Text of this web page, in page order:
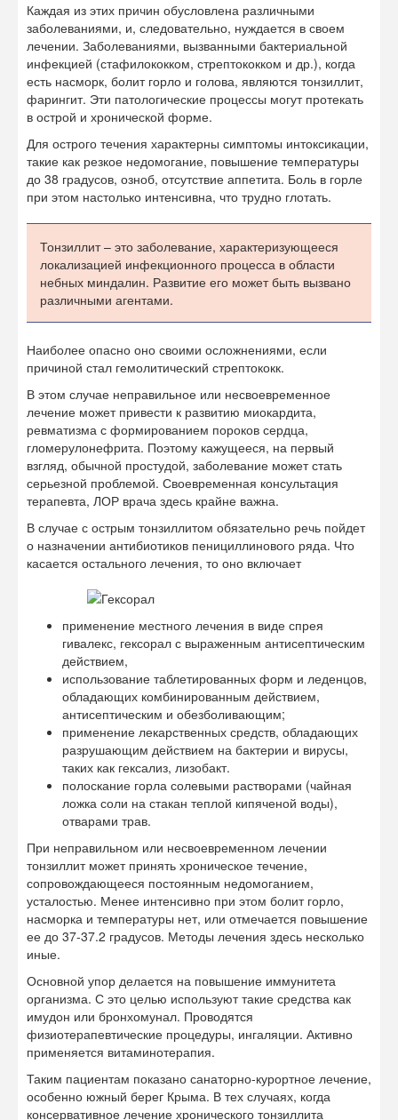
Каждая из этих причин обусловлена различными
заболеваниями, и, следовательно, нуждается в своем
лечении. Заболеваниями, вызванными бактериальной
инфекцией (стафилококком, стрептококком и др.), когда
есть насморк, болит горло и голова, являются тонзиллит,
фарингит. Эти патологические процессы могут протекать
в острой и хронической форме.
Для острого течения характерны симптомы интоксикации,
такие как резкое недомогание, повышение температуры
до 38 градусов, озноб, отсутствие аппетита. Боль в горле
при этом настолько интенсивна, что трудно глотать.
Тонзиллит – это заболевание, характеризующееся
локализацией инфекционного процесса в области
небных миндалин. Развитие его может быть вызвано
различными агентами.
Наиболее опасно оно своими осложнениями, если
причиной стал гемолитический стрептококк.
В этом случае неправильное или несвоевременное
лечение может привести к развитию миокардита,
ревматизма с формированием пороков сердца,
гломерулонефрита. Поэтому кажущееся, на первый
взгляд, обычной простудой, заболевание может стать
серьезной проблемой. Своевременная консультация
терапевта, ЛОР врача здесь крайне важна.
В случае с острым тонзиллитом обязательно речь пойдет
о назначении антибиотиков пенициллинового ряда. Что
касается остального лечения, то оно включает
применение местного лечения в виде спрея
гивалекс, гексорал с выраженным антисептическим
действием,
использование таблетированных форм и леденцов,
обладающих комбинированным действием,
антисептическим и обезболивающим;
применение лекарственных средств, обладающих
разрушающим действием на бактерии и вирусы,
таких как гексализ, лизобакт.
полоскание горла солевыми растворами (чайная
ложка соли на стакан теплой кипяченой воды),
отварами трав.
При неправильном или несвоевременном лечении
тонзиллит может принять хроническое течение,
сопровождающееся постоянным недомоганием,
усталостью. Менее интенсивно при этом болит горло,
насморка и температуры нет, или отмечается повышение
ее до 37-37.2 градусов. Методы лечения здесь несколько
иные.
Основной упор делается на повышение иммунитета
организма. С это целью используют такие средства как
имудон или бронхомунал. Проводятся
физиотерапевтические процедуры, ингаляции. Активно
применяется витаминотерапия.
Таким пациентам показано санаторно-курортное лечение,
особенно южный берег Крыма. В тех случаях, когда
консервативное лечение хронического тонзиллита